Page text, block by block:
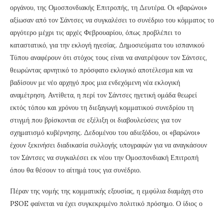
οργάνου, της Ομοσπονδιακής Επιτροπής, τη Δευτέρα. Οι «βαρώνοι»
αξίωσαν από τον Σάντσες να συγκαλέσει το συνέδριο του κόμματος το
αργότερο μέχρι τις αρχές Φεβρουαρίου, όπως προβλέπει το
καταστατικό, για την εκλογή ηγεσίας. Δημοσιεύματα του ισπανικού
Τύπου αναφέρουν ότι στόχος τους είναι να ανατρέψουν τον Σάντσες,
θεωρώντας αρνητικό το πρόσφατο εκλογικό αποτέλεσμα και να
βαδίσουν με νέο αρχηγό προς μια ενδεχόμενη νέα εκλογική
αναμέτρηση. Αντίθετα, η περί τον Σάντσες ηγετική ομάδα θεωρεί
εκτός τόπου και χρόνου τη διεξαγωγή κομματικού συνεδρίου τη
στιγμή που βρίσκονται σε εξέλιξη οι διαβουλεύσεις για τον
σχηματισμό κυβέρνησης. Δεδομένου του αδιεξόδου, οι «βαρώνοι»
έχουν ξεκινήσει διαδικασία συλλογής υπογραφών για να αναγκάσουν
τον Σάντσες να συγκαλέσει εκ νέου την Ομοσπονδιακή Επιτροπή
όπου θα θέσουν το αίτημά τους για συνέδριο.
Πέραν της νομής της κομματικής εξουσίας, η εμφύλια διαμάχη στο
PSOE φαίνεται να έχει συγκεκριμένο πολιτικό πρόσημο. Ο ίδιος ο